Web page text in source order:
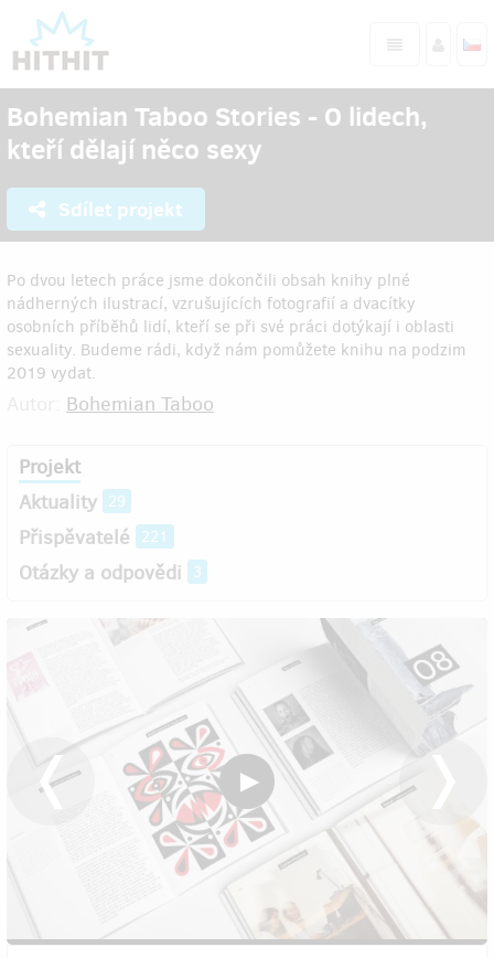
Bohemian Taboo Stories - O lidech,
kteří dělají něco sexy
Sdílet projekt
Po dvou letech práce jsme dokončili obsah knihy plné
nádherných ilustrací, vzrušujících fotografií a dvacítky
osobních příběhů lidí, kteří se při své práci dotýkají i oblasti
sexuality. Budeme rádi, když nám pomůžete knihu na podzim
2019 vydat.
Bohemian Taboo
Projekt
Aktuality 29
Přispěvatelé 221
Otázky a odpovědi 3